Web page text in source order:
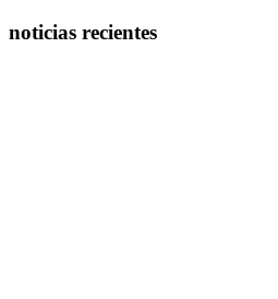
noticias recientes